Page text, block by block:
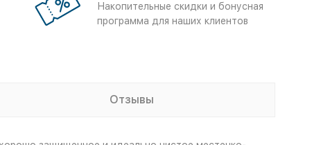
Накопительные скидки и бонусная
программа для наших клиентов
Отзывы